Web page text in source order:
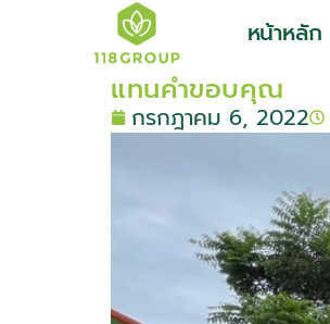
หน้าหลัก
แทนคำขอบคุณ
กรกฎาคม 6, 2022